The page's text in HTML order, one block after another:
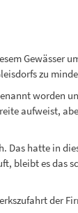
Gewässer
zu
worden
aufweist,
Das hatte in
bleibt es das
der